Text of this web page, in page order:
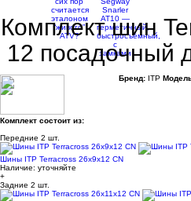
Комплект шин
12 посадочный
Бренд:ITP
Комплект состоит из:
Передние 2 шт.
Шины ITP Terracross 26x9x12 CN
Наличие: уточняйте
+
Задние 2 шт.